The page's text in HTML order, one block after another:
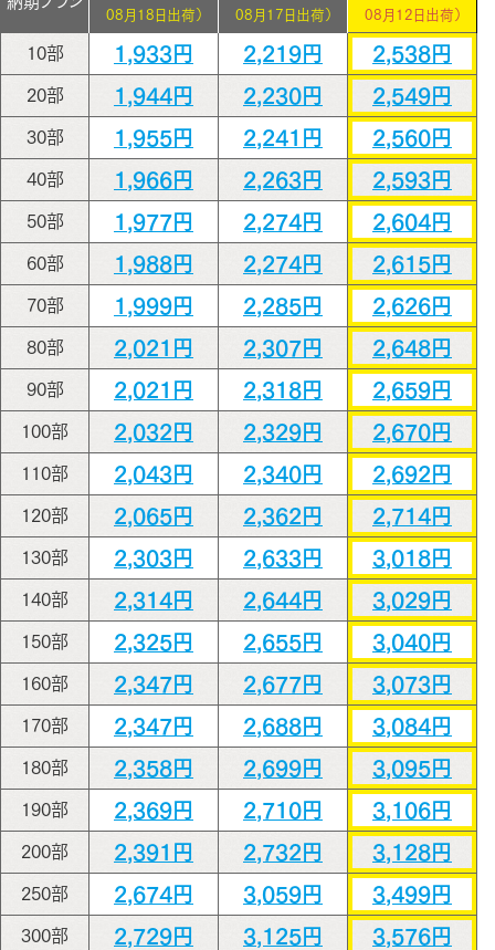
08月18日出荷） 08月17日出荷） 08月12日出荷）
10部 1,933円 2,219円 2,538円
20部 1,944円 2,230円 2,549円
30部 1,955円 2,241円 2,560円
40部 1,966円 2,263円 2,593円
50部 1,977円 2,274円 2,604円
60部 1,988円 2,274円 2,615円
70部 1,999円 2,285円 2,626円
80部 2,021円 2,307円 2,648円
90部 2,021円 2,318円 2,659円
100部 2,032円 2,329円 2,670円
110部 2,043円 2,340円 2,692円
120部 2,065円 2,362円 2,714円
130部 2,303円 2,633円 3,018円
140部 2,314円 2,644円 3,029円
150部 2,325円 2,655円 3,040円
160部 2,347円 2,677円 3,073円
170部 2,347円 2,688円 3,084円
180部 2,358円 2,699円 3,095円
190部 2,369円 2,710円 3,106円
200部 2,391円 2,732円 3,128円
250部 2,674円 3,059円 3,499円
300部 2,729円 3,125円 3,576円